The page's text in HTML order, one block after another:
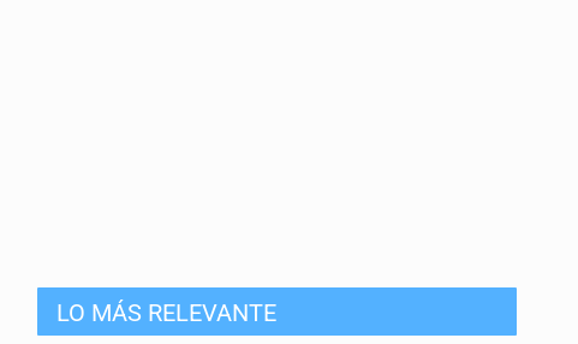
¿Con quién se quedan las niñas y los niños?
LO MÁS RELEVANTE